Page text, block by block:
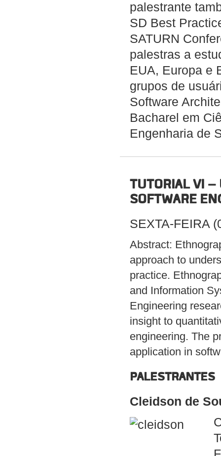
palestrante
SD Best
SATURN
palestras a
EUA, Europa e
grupos de
Software
Bacharel em
Engenharia de
TUTORIAL VI –
SOFTWARE
SEXTA-FEIRA
Abstract:
approach to
practice.
and Information
Engineering
insight to
engineering. The
application in
PALESTRANTES
Cleidson de